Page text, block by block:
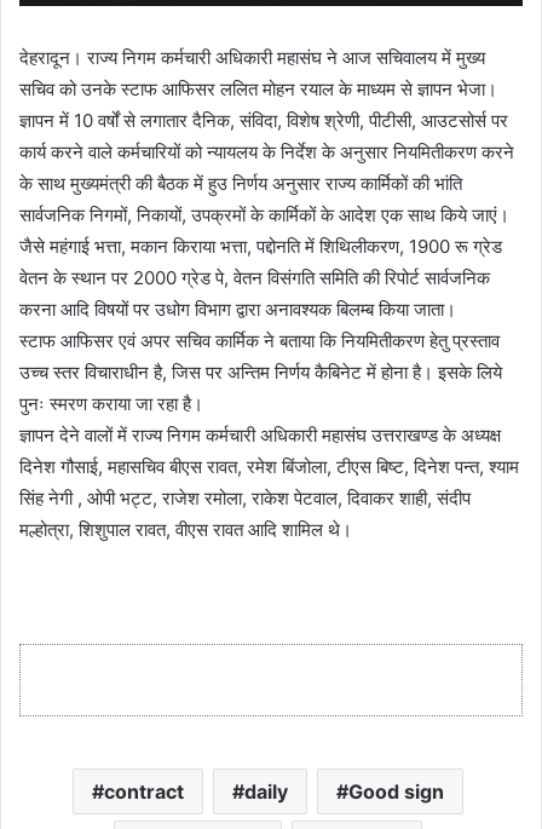
देहरादून। राज्य निगम कर्मचारी अधिकारी महासंघ ने आज सचिवालय में मुख्य
सचिव को उनके स्टाफ आफिसर ललित मोहन रयाल के माध्यम से ज्ञापन भेजा।
ज्ञापन में 10 वर्षों से लगातार दैनिक, संविदा, विशेष श्रेणी, पीटीसी, आउटसोर्स पर
कार्य करने वाले कर्मचारियों को न्यायलय के निर्देश के अनुसार नियमितीकरण करने
के साथ मुख्यमंत्री की बैठक में हुउ निर्णय अनुसार राज्य कार्मिकों की भांति
सार्वजनिक निगमों, निकायों, उपक्रमों के कार्मिकों के आदेश एक साथ किये जाएं।
जैसे महंगाई भत्ता, मकान किराया भत्ता, पद्दोनति में शिथिलीकरण, 1900 रू ग्रेड
वेतन के स्थान पर 2000 ग्रेड पे, वेतन विसंगति समिति की रिपोर्ट सार्वजनिक
करना आदि विषयों पर उधोग विभाग द्वारा अनावश्यक बिलम्ब किया जाता।
स्टाफ आफिसर एवं अपर सचिव कार्मिक ने बताया कि नियमितीकरण हेतु प्रस्ताव
उच्च स्तर विचाराधीन है, जिस पर अन्तिम निर्णय कैबिनेट में होना है। इसके लिये
पुनः स्मरण कराया जा रहा है।
ज्ञापन देने वालों में राज्य निगम कर्मचारी अधिकारी महासंघ उत्तराखण्ड के अध्यक्ष
दिनेश गौसाई, महासचिव बीएस रावत, रमेश बिंजोला, टीएस बिष्ट, दिनेश पन्त, श्याम
सिंह नेगी , ओपी भट्ट, राजेश रमोला, राकेश पेटवाल, दिवाकर शाही, संदीप
मल्होत्रा, शिशुपाल रावत, वीएस रावत आदि शामिल थे।
contract daily Good sign